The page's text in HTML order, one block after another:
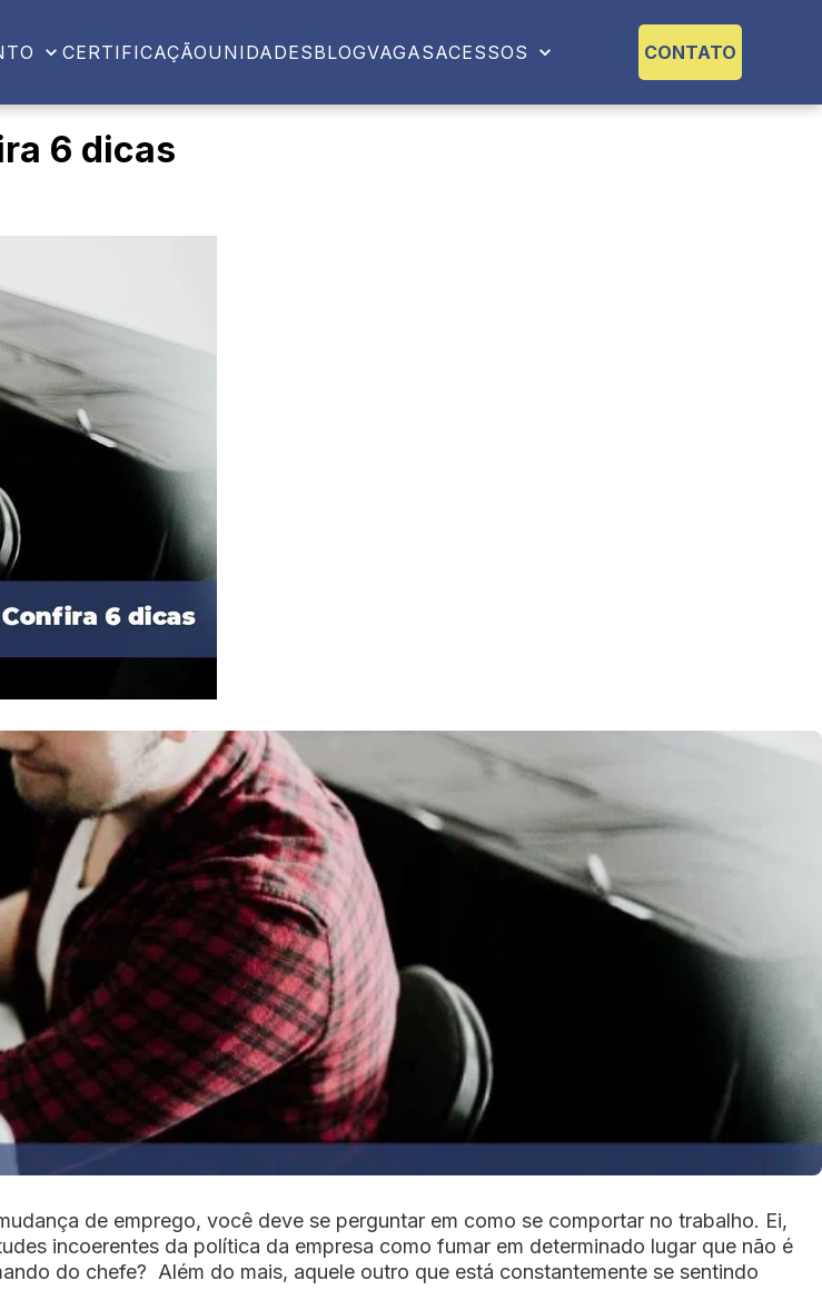
CERTIFICAÇÃOUNIDADESBLOGVAGASACESSOS CONTATO
6 dicas
de emprego, você deve se perguntar em como se comportar no trabalho. Ei,
incoerentes da política da empresa como fumar em determinado lugar que não é
do chefe? Além do mais, aquele outro que está constantemente se sentindo